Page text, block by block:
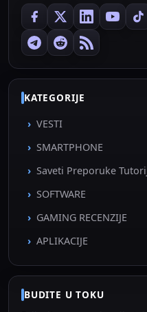
KATEGORIJE
VESTI
SMARTPHONE
Saveti Preporuke
SOFTWARE
GAMING RECENZIJE
APLIKACIJE
BUDITE U TOKU